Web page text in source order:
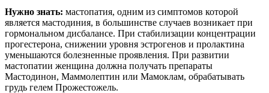
Нужно знать: мастопатия, одним из симптомов которой
является мастодиния, в большинстве случаев возникает при
гормональном дисбалансе. При стабилизации концентрации
прогестерона, снижении уровня эстрогенов и пролактина
уменьшаются болезненные проявления. При развитии
мастопатии женщина должна получать препараты
Мастодинон, Маммолептин или Мамоклам, обрабатывать
грудь гелем Прожестожель.